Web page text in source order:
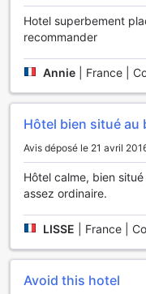
Les installations de
garantissent que
agréable, offrant ainsi
ses hôtes.
Les Installations
À l'Hôtel Chuong
service de chambre
permettant de
Que vous ayez envie
répondre à vos envies
blanchisserie vous
impeccables tout au
L'hôtel se distingue
Hotel superbement
recommander
Annie France |
Hôtel bien situé au
Avis déposé le 21 avril
Hôtel calme, bien
assez ordinaire.
LISSE France |
Avoid this hotel